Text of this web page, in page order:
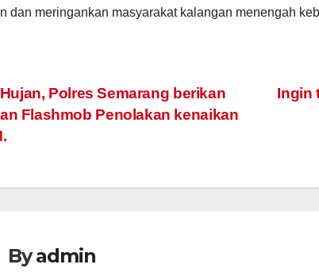
dan meringankan masyarakat kalangan menengah
Ingin
Polres Semarang berikan
Flashmob Penolakan kenaikan
Byadmin